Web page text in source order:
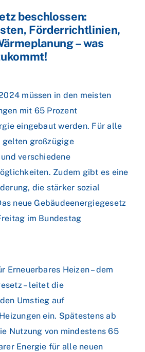
beschlossen:
Förderrichtlinien,
– was
müssen in den meisten
mit 65 Prozent
eingebaut werden. Für alle
gelten großzügige
verschiedene
Zudem gibt es eine
die stärker sozial
neue Gebäudeenergiegesetz
im Bundestag
Erneuerbares Heizen – dem
– leitet die
Umstieg auf
ein. Spätestens ab
Nutzung von mindestens 65
Energie für alle neuen